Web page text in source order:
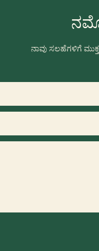
ನಾವು ಸಲಹೆಗಳಿಗೆ